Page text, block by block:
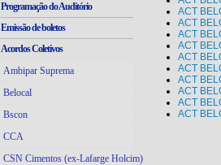
Programação do Auditório
Emissão de boletos
Acordos Coletivos
Ambipar Suprema
Belocal
Bscon
CCA
CSN Cimentos (ex-Lafarge Holcim)